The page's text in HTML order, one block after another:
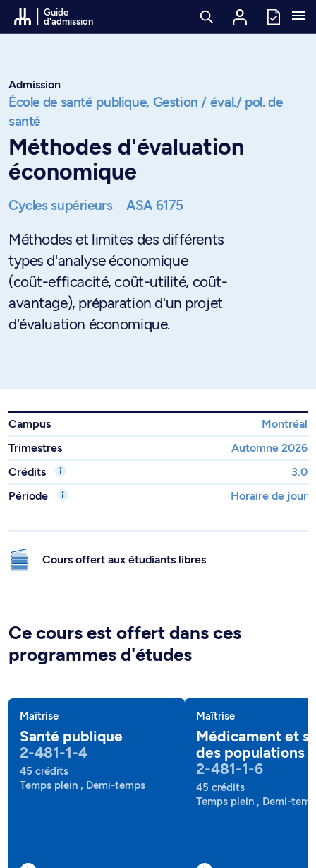
Passer au contenu
Guide
d'admission
Admission
École de santé publique, Gestion / éval./ pol. de
santé
Méthodes d'évaluation
économique
Cycles supérieurs ASA 6175
Méthodes et limites des différents
types d'analyse économique
(coût-efficacité, coût-utilité, coût-
avantage), préparation d'un projet
d'évaluation économique.
Campus
Montréal
Trimestres
Automne 2026
Crédits
3.0
Période
Horaire de jour
Cours offert aux étudiants libres
Ce cours est offert dans ces
programmes d'études
Maîtrise
Santé publique
2-481-1-4
45 crédits
Temps plein , Demi-temps
Maîtrise
Médicament et
des populations
2-481-1-6
45 crédits
Temps plein , Demi-